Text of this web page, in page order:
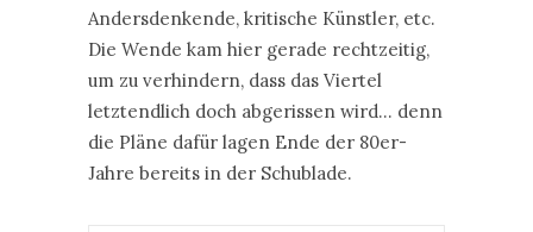
Andersdenkende, kritische Künstler, etc.
Die Wende kam hier gerade rechtzeitig,
um zu verhindern, dass das Viertel
letztendlich doch abgerissen wird… denn
die Pläne dafür lagen Ende der 80er-
Jahre bereits in der Schublade.